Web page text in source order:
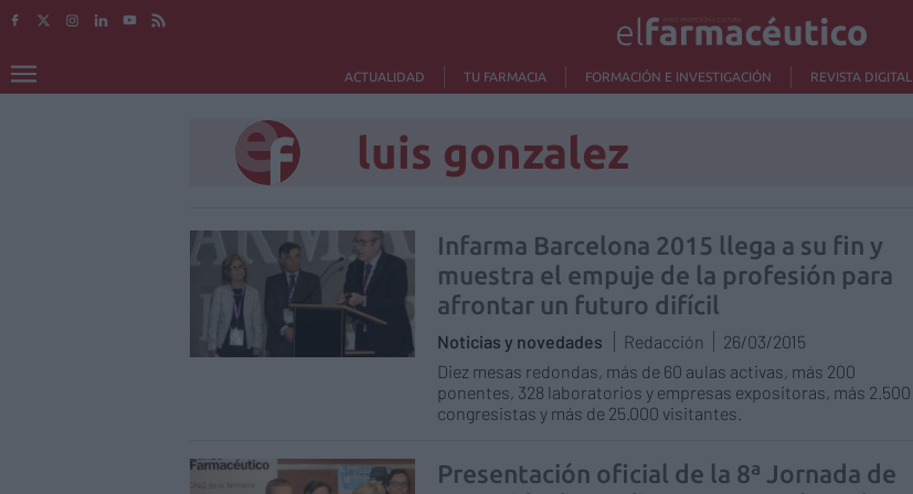
ACTUALIDAD TU FARMACIA FORMACIÓN E INVESTIGACIÓN REVISTA DIGITAL
luis gonzalez
Infarma Barcelona 2015 llega a su fin y
muestra el empuje de la profesión para
afrontar un futuro difícil
Noticias y novedades Redacción
26/03/2015
Diez mesas redondas, más de 60 aulas activas, más 200
ponentes, 328 laboratorios y empresas expositoras, más 2.500
congresistas y más de 25.000 visitantes.
Presentación oficial de la 8ª Jornada de